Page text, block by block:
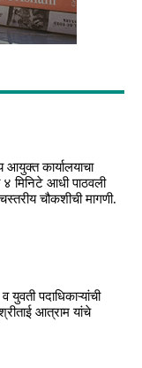
आयुक्त कार्यालयाचा
मिनिटे आधी पाठवली
चौकशीची मागणी.
युवती पदाधिकाऱ्यांची
आत्राम यांचे